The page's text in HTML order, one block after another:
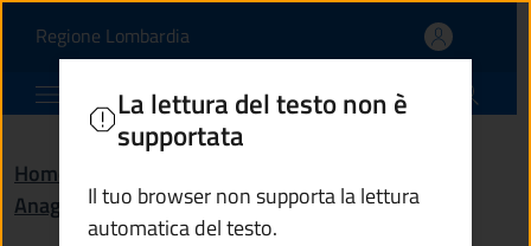
Per quanto tempo è
Regione Lombardia(apre in un'altra scheda).
Comune di Paisco Loveno
Home
Anagrafe e stato civile
La lettura del testo non è
supportata
Il tuo browser non supporta la lettura
automatica del testo.